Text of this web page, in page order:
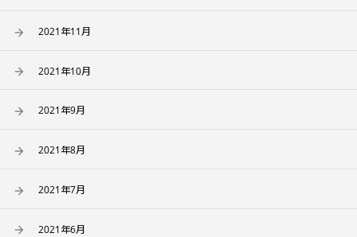
2021年11月
2021年10月
2021年9月
2021年8月
2021年7月
2021年6月